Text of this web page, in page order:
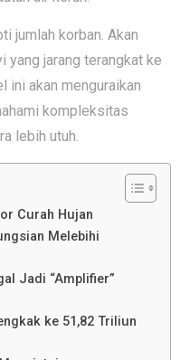
jumlah korban. Akan
yang jarang terangkat ke
ini akan menguraikan
kompleksitas
lebih utuh.
Curah Hujan
Melebihi
Jadi “Amplifier”
ke 51,82 Triliun